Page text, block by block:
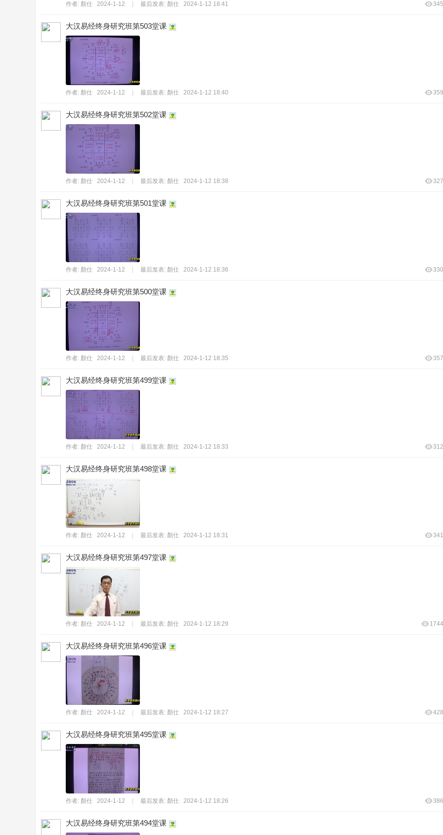
絕
作者: 顏仕 2024-1-12 最后发表: 顏仕 2024-1-12 18:41
大汉易经终身研究班第503堂课
作者: 顏仕 2024-1-12 最后发表: 顏仕 2024-1-12 18:40
大汉易经终身研究班第502堂课
作者: 顏仕 2024-1-12 最后发表: 顏仕 2024-1-12 18:38
大汉易经终身研究班第501堂课
作者: 顏仕 2024-1-12 最后发表: 顏仕 2024-1-12 18:36
大汉易经终身研究班第500堂课
作者: 顏仕 2024-1-12 最后发表: 顏仕 2024-1-12 18:35
大汉易经终身研究班第499堂课
作者: 顏仕 2024-1-12 最后发表: 顏仕 2024-1-12 18:33
大汉易经终身研究班第498堂课
作者: 顏仕 2024-1-12 最后发表: 顏仕 2024-1-12 18:31
大汉易经终身研究班第497堂课
作者: 顏仕 2024-1-12 最后发表: 顏仕 2024-1-12 18:29
大汉易经终身研究班第496堂课
作者: 顏仕 2024-1-12 最后发表: 顏仕 2024-1-12 18:27
大汉易经终身研究班第495堂课
作者: 顏仕 2024-1-12 最后发表: 顏仕 2024-1-12 18:26
大汉易经终身研究班第494堂课